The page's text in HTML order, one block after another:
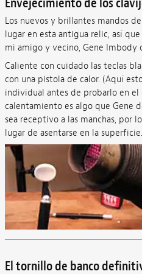
Los nuevos y brillantes mandos
lugar en esta antigua relic, así
mi amigo y vecino, Gene Imbody
Caliente con cuidado las teclas
con una pistola de calor. (Aquí
individual antes de probarlo en el
calentamiento es algo que Gene
sea receptivo a las manchas, por
lugar de asentarse en la superficie.
El tornillo de banco